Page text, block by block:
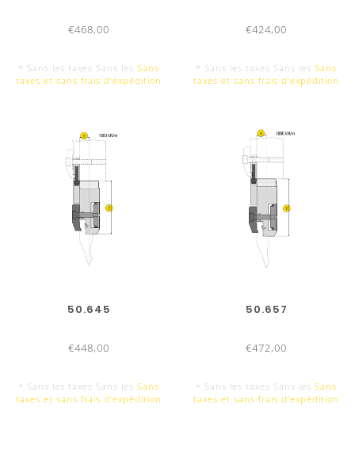
€468,00
* Sans les taxes Sans les Sans
taxes et sans frais d‘expédition
€424,00
* Sans les taxes Sans les Sans
taxes et sans frais d‘expédition
50.645
€448,00
* Sans les taxes Sans les Sans
taxes et sans frais d‘expédition
50.657
€472,00
* Sans les taxes Sans les Sans
taxes et sans frais d‘expédition